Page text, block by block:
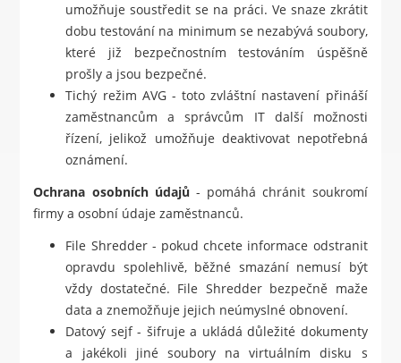
umožňuje soustředit se na práci. Ve snaze zkrátit
dobu testování na minimum se nezabývá soubory,
které již bezpečnostním testováním úspěšně
prošly a jsou bezpečné.
Tichý režim AVG - toto zvláštní nastavení přináší
zaměstnancům a správcům IT další možnosti
řízení, jelikož umožňuje deaktivovat nepotřebná
oznámení.
Ochrana osobních údajů - pomáhá chránit soukromí
firmy a osobní údaje zaměstnanců.
File Shredder - pokud chcete informace odstranit
opravdu spolehlivě, běžné smazání nemusí být
vždy dostatečné. File Shredder bezpečně maže
data a znemožňuje jejich neúmyslné obnovení.
Datový sejf - šifruje a ukládá důležité dokumenty
a jakékoli jiné soubory na virtuálním disku s